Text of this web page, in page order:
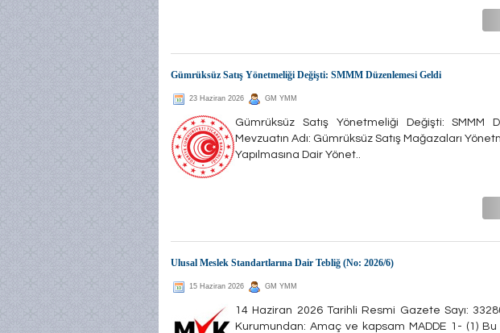
Gümrüksüz Satış Yönetmeliği Değişti: SMMM Düzenlemesi Geldi
23 Haziran 2026 GM YMM
Gümrüksüz Satış Yönetmeliği Değişti: SMMM
Mevzuatın Adı: Gümrüksüz Satış Mağazaları
Yapılmasına Dair Yönet..
Ulusal Meslek Standartlarına Dair Tebliğ (No: 2026/6)
15 Haziran 2026 GM YMM
14 Haziran 2026 Tarihli Resmi Gazete Sayı:
Kurumundan: Amaç ve kapsam MADDE 1- (1) Bu